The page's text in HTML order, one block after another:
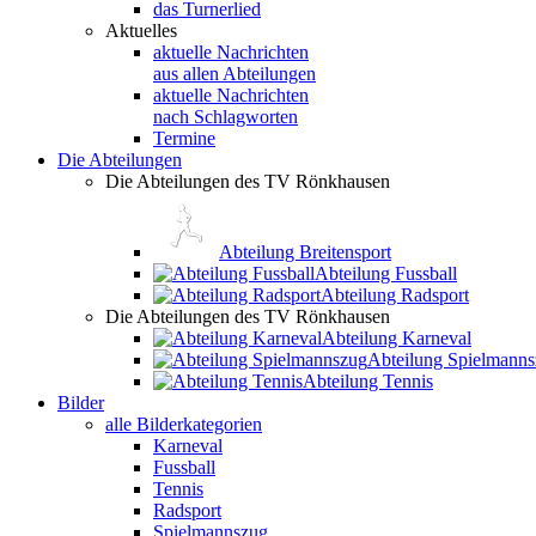
das Turnerlied
Aktuelles
aktuelle Nachrichten
aus allen Abteilungen
aktuelle Nachrichten
nach Schlagworten
Termine
Die Abteilungen
Die Abteilungen des TV Rönkhausen
Abteilung Breitensport
Abteilung Fussball
Abteilung Radsport
Die Abteilungen des TV Rönkhausen
Abteilung Karneval
Abteilung
Abteilung Tennis
Bilder
alle Bilderkategorien
Karneval
Fussball
Tennis
Radsport
Spielmannszug